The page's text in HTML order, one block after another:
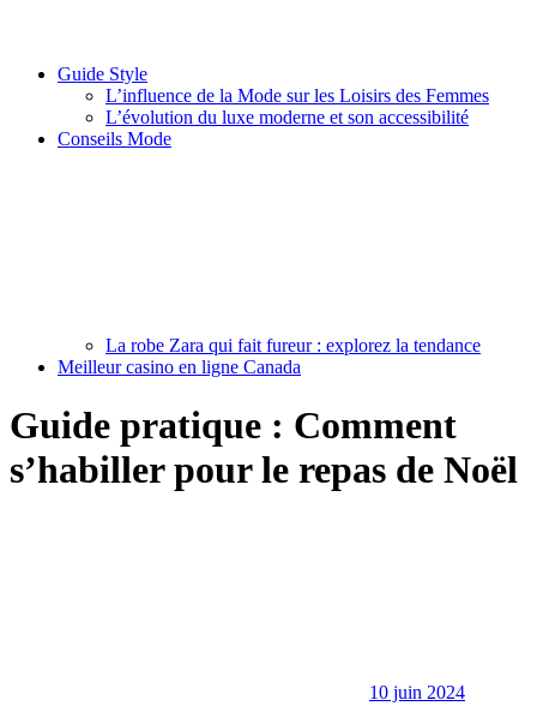
Guide Style
L’influence de la Mode sur les Loisirs des Femmes
L’évolution du luxe moderne et son accessibilité
Conseils Mode
La robe Zara qui fait fureur : explorez la tendance
Meilleur casino en ligne Canada
Guide pratique : Comment
s’habiller pour le repas de Noël
10 juin 2024